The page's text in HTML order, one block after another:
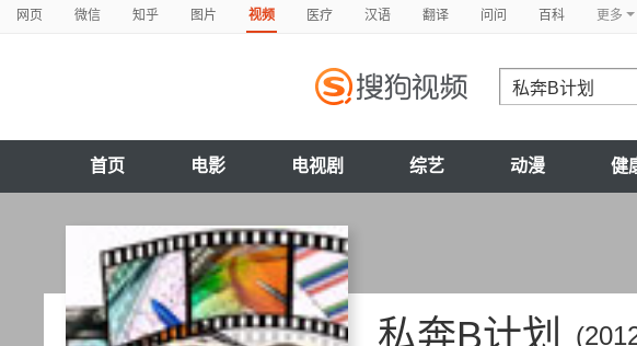
网页 微信 知乎 图片 视频 医疗 汉语 翻译 问问 百科 更多
首页 电影 电视剧 综艺 动漫 健
私奔B计划